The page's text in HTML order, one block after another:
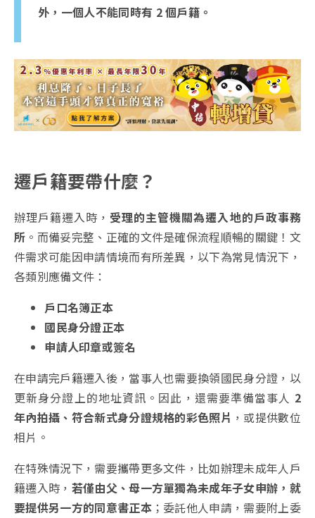
外，一個人不能同時有 2 個戶籍。
遷戶籍要帶什麼？
辦理戶籍遷入時， 受理的主管機關為遷入地的戶政事務
所 。而備妥完整、正確的文件是確保流程順暢的關鍵！文
件需求可能因申請情境而有所差異，以下為常見情況下，
各類別應備文件：
戶口名簿正本
國民身分證正本
申請人印章或簽名
在申請完戶籍遷入後，當事人也需要換領國民身分證，以
更新身分證上的地址資訊。因此，還需要準備當事人 2
年內拍攝、符合新式身分證規格的彩色照片 ，或提供數位
相片。
在特殊情況下，需要攜帶更多文件，比如辦理未成年人戶
籍遷入時， 若僅由父、母一方單獨為未成年子女申辦，就
要提供另一方的同意書正本；委託他人申請，需要附上委